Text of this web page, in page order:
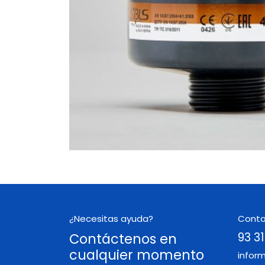
¿Necesitas ayuda?
Contáctenos en
cualquier momento
93